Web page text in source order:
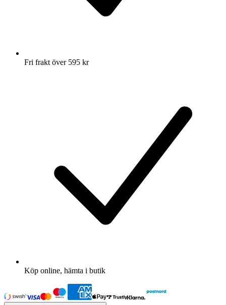
Fri frakt över 595 kr
Köp online, hämta i butik